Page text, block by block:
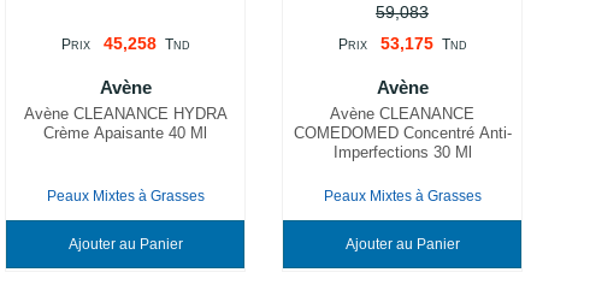
PRIX 45,258 TND
Avène
Avène CLEANANCE HYDRA
Crème Apaisante 40 Ml
Peaux Mixtes à Grasses
Ajouter au Panier
59,083
PRIX 53,175 TND
Avène
Avène CLEANANCE
COMEDOMED Concentré Anti-
Imperfections 30 Ml
Peaux Mixtes à Grasses
Ajouter au Panier